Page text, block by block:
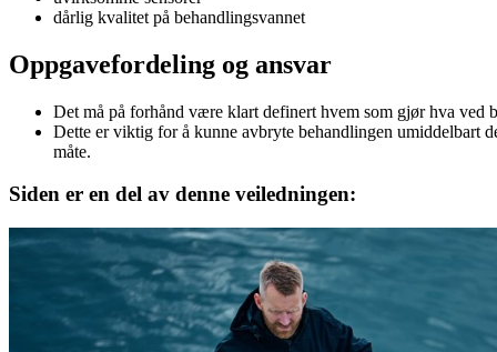
dårlig kvalitet på behandlingsvannet
Oppgavefordeling og ansvar
Det må på forhånd være klart definert hvem som gjør hva ved
Dette er viktig for å kunne avbryte behandlingen umiddelbart
måte.
Siden er en del av denne veiledningen: